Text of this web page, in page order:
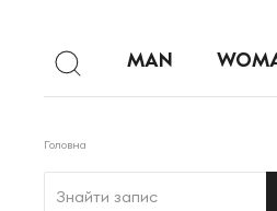
MAN
Головна